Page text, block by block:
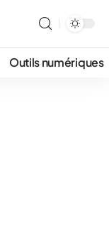
Outils numériques